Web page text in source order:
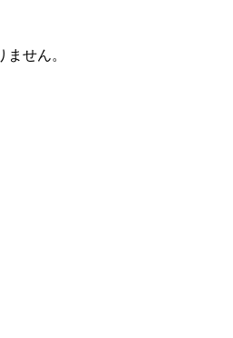
せん。